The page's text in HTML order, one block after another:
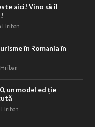
aici! Vino să îl
Hriban
în Romania în
un model ediție